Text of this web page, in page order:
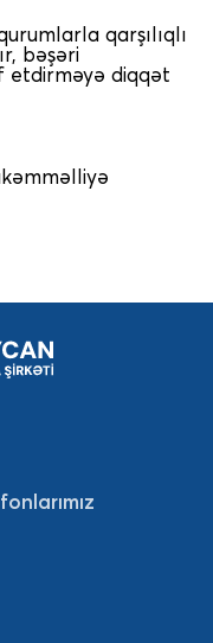
qarşılıqlı
bəşəri
etdirməyə diqqət